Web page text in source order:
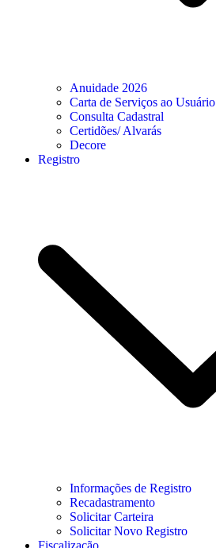
Anuidade 2026
Carta de Serviços ao Usuário
Consulta Cadastral
Certidões/ Alvarás
Decore
Registro
Informações de Registro
Recadastramento
Solicitar Carteira
Solicitar Novo Registro
Fiscalização